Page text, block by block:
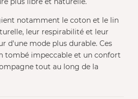
notamment le coton et le lin
leur respirabilité et leur
d'une mode plus durable. Ces
tombé impeccable et un confort
tout au long de la